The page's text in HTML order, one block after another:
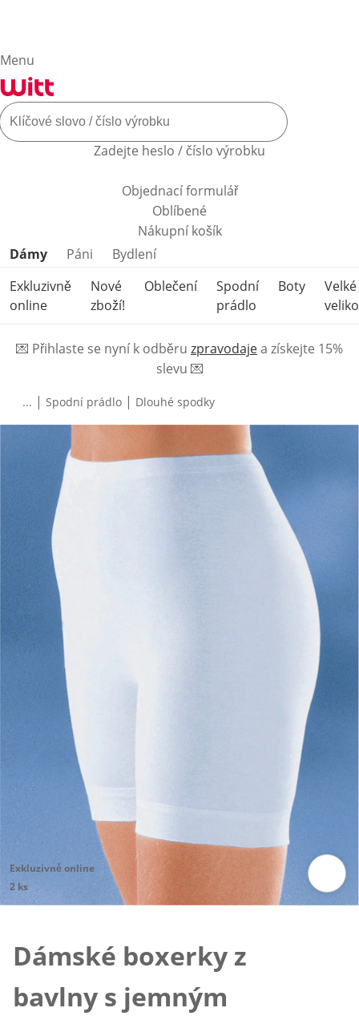
Menu
Zadejte heslo / číslo výrobku
Objednací formulář
Oblíbené
Nákupní košík
Přeskočit kategorie produktů
Dámy Páni
Bydlení
Exkluzivně
online
Nové
zboží!
Oblečení
Spodní
prádlo
Boty
Velké
💌 Přihlaste se nyní k odběru zpravodajea získejte 15%
slevu 💌
... | Spodní prádlo | Dlouhé spodky
Exkluzivně online
2 ks
Dámské boxerky z
bavlny s jemným